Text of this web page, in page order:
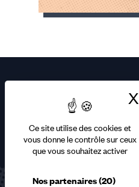
Ce site utilise des cookies et
vous donne le contrôle sur ceux
que vous souhaitez activer
Nos partenaires(20)
X
Éléments